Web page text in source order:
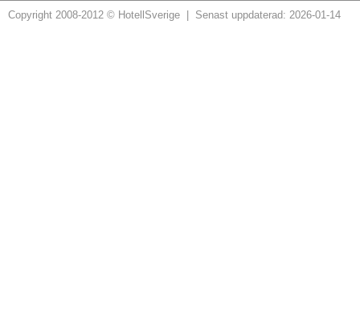
Copyright 2008-2012 © HotellSverige | Senast uppdaterad: 2026-01-14